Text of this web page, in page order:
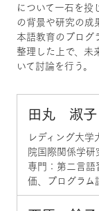
について一石を
の背景や研究の成
本語教育のプログ
整理した上で、未
いて討論を行う。
田丸 淑
レディング大
院国際関係学研
専門：第二言
価、プログラム